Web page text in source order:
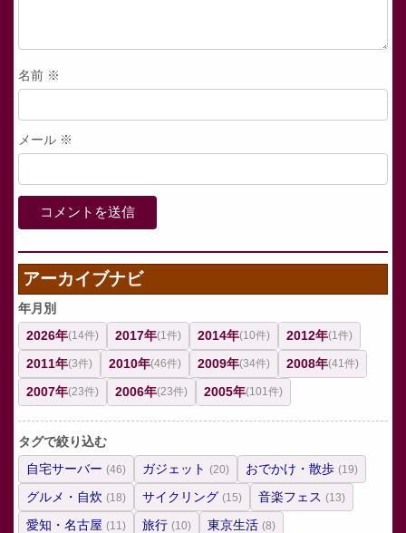
名前 ※
メール ※
アーカイブナビ
年月別
2026年(14件) 2017年(1件) 2014年(10件) 2012年(1件)
2011年(3件) 2010年(46件) 2009年(34件) 2008年(41件)
2007年(23件) 2006年(23件) 2005年(101件)
タグで絞り込む
自宅サーバー (46) ガジェット (20) おでかけ・散歩 (19)
グルメ・自炊 (18) サイクリング (15) 音楽フェス (13)
愛知・名古屋 (11) 旅行 (10) 東京生活 (8)